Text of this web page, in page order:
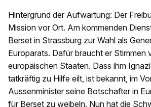
Hintergrund der Aufwartung: Der
Mission vor Ort. Am kommenden
Berset in Strassburg zur Wahl als
Europarats. Dafür braucht er Stimmen
europäischen Staaten. Dass ihm
tatkräftig zu Hilfe eilt, ist bekannt, im
Aussenminister seine Botschafter in
für Berset zu weibeln. Nun hat die